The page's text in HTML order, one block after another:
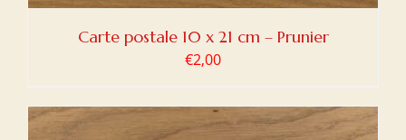
Carte postale 10 x 21 cm – Prunier
€2,00